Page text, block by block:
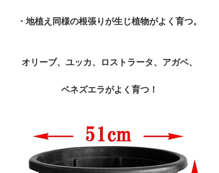
・地植え同様の根張りが生じ植物がよく育つ。
オリーブ、ユッカ、ロストラータ、アガベ、
ベネズエラがよく育つ！